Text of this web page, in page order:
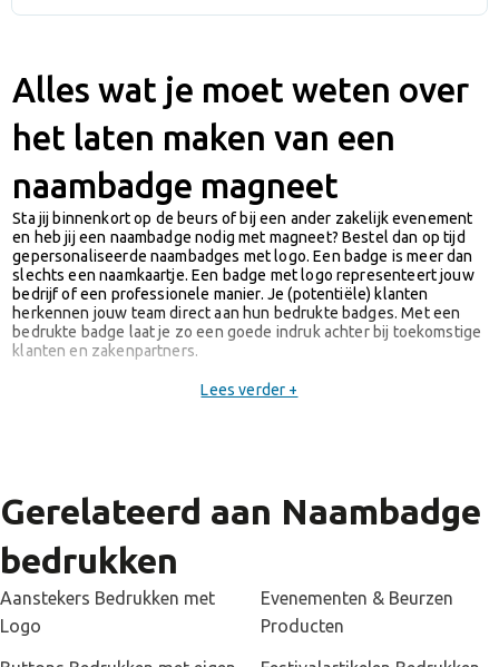
Alles wat je moet weten over
het laten maken van een
naambadge magneet
Sta jij binnenkort op de beurs of bij een ander zakelijk evenement
en heb jij een naambadge nodig met magneet? Bestel dan op tijd
gepersonaliseerde naambadges met logo. Een badge is meer dan
slechts een naamkaartje. Een badge met logo representeert jouw
bedrijf of een professionele manier. Je (potentiële) klanten
herkennen jouw team direct aan hun bedrukte badges. Met een
bedrukte badge laat je zo een goede indruk achter bij toekomstige
klanten en zakenpartners.
Wij bedrukken ID-badges al vanaf 10 stuks met jouw logo. De
Ben je benieuwd hoe jouw bedrukte badge er uit komt te zien?
Sara. Gratis en binnen enkele uren opgestuurd!
Lees verder +
Gerelateerd aan Naambadge
bedrukken
Aanstekers Bedrukken met
Logo
Evenementen & Beurzen
Producten